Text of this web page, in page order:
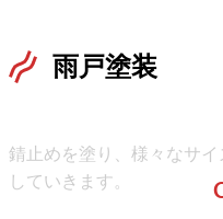
雨戸塗装
錆止めを塗り、様々なサ
していきます。